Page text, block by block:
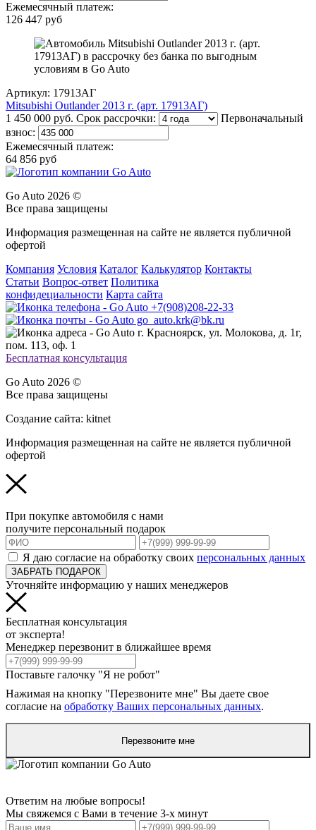
Ежемесячный платеж:
126 447 руб
Артикул: 17913АГ
Mitsubishi Outlander 2013 г. (арт. 17913АГ)
1 450 000 руб. Срок рассрочки:
Первоначальный
взнос:
Ежемесячный платеж:
64 856 руб
Go Auto 2026 ©
Все права защищены
Информация размещенная на сайте не является публичной
офертой
Компания Условия Каталог Калькулятор Контакты
Статьи Вопрос-ответ Политика
конфидециальности Карта сайта
+7(908)208-22-33
go_auto.krk@bk.ru
г. Красноярск, ул. Молокова, д. 1г,
пом. 113, оф. 1
Бесплатная консультация
Go Auto 2026 ©
Все права защищены
Создание сайта: kitnet
Информация размещенная на сайте не является публичной
офертой
При покупке автомобиля с нами
получите персональный подарок
Я даю согласие на обработку своих персональных данных
ЗАБРАТЬ ПОДАРОК
Уточняйте информацию у наших менеджеров
Бесплатная консультация
от эксперта!
Менеджер перезвонит в ближайшее время
Поставьте галочку "Я не робот"
Нажимая на кнопку "Перезвоните мне" Вы даете свое
согласие на обработку Ваших персональных данных.
Перезвоните мне
Ответим на любые вопросы!
Мы свяжемся с Вами в течение 3-х минут